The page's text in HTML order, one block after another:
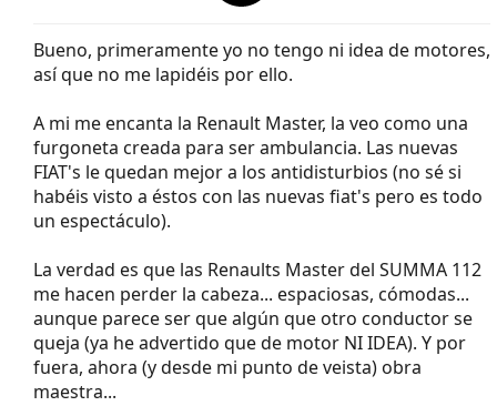
Bueno, primeramente yo no tengo ni idea de motores,
así que no me lapidéis por ello.
A mi me encanta la Renault Master, la veo como una
furgoneta creada para ser ambulancia. Las nuevas
FIAT's le quedan mejor a los antidisturbios (no sé si
habéis visto a éstos con las nuevas fiat's pero es todo
un espectáculo).
La verdad es que las Renaults Master del SUMMA 112
me hacen perder la cabeza... espaciosas, cómodas...
aunque parece ser que algún que otro conductor se
queja (ya he advertido que de motor NI IDEA). Y por
fuera, ahora (y desde mi punto de veista) obra
maestra...